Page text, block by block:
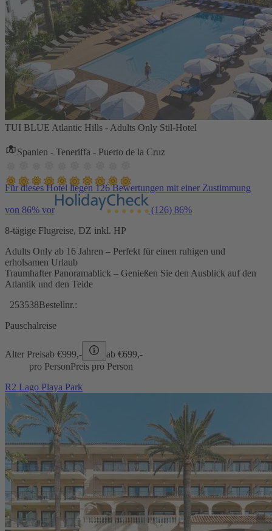
TUI BLUE Atlantic Hills - Adults Only Stil-Hotel
Spanien - Teneriffa - Puerto de la Cruz
Für dieses Hotel liegen 126 Bewertungen mit einer Zustimmung
von 86% vor (126) 86%
8-tägige Flugreise, DZ inkl. HP
Adults Only ab 16 Jahren – Perfekt für einen ruhigen und
erholsamen Urlaub
Traumhafter Panoramablick – Genießen Sie den Ausblick auf den
Atlantik und den Teide
253538Bestellnr.:
Pauschalreise
Alter Preisab €999,- ab €699,-
pro PersonPreis pro Person
R2 Lago Playa Park